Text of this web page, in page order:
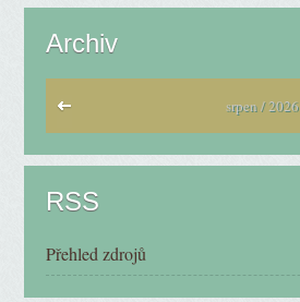
Archiv
srpen / 2026
RSS
Přehled zdrojů